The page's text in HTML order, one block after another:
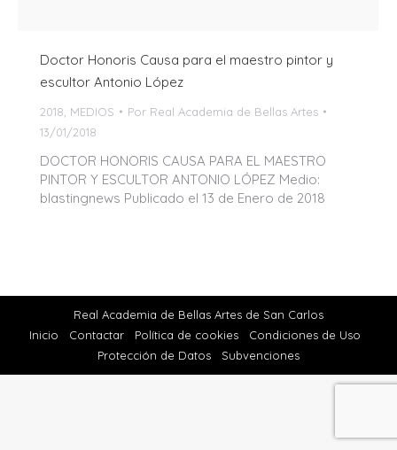
Doctor Honoris Causa para el maestro pintor y
escultor Antonio López
2018 MEDIOS Por Real Academia de Bellas Artes
13/01/2018
DOCTOR HONORIS CAUSA PARA EL MAESTRO
PINTOR Y ESCULTOR ANTONIO LÓPEZ Medio:
blastingnews Publicado el 13 de Enero de 2018
Real Academia de Bellas Artes de San Carlos
Inicio
Contactar Política de cookies
Condiciones de Uso
Protección de Datos
Subvenciones